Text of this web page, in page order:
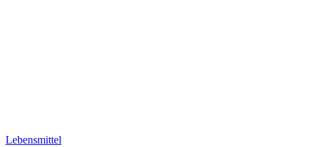
Lebensmittel